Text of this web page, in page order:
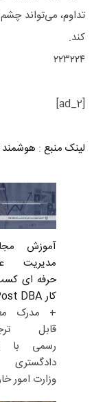
تداوم، می‌تواند
کند.
۲۲۳۲۲۴
[ad_2]
لینک منبع : هوشمند
آموزش
مدیریت
حرفه ای
کار Post DBA
+ مدرک
قابل
رسمی با
وزارت امور